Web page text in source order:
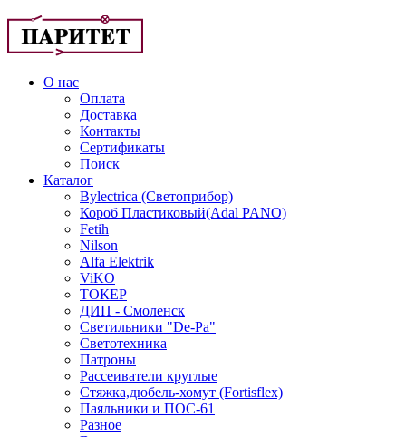
О нас
Оплата
Доставка
Контакты
Сертификаты
Поиск
Каталог
Bylectrica (Светоприбор)
Короб Пластиковый(Adal PANO)
Fetih
Nilson
Alfa Elektrik
ViKO
ТОКЕР
ДИП - Смоленск
Светильники "De-Pa"
Светотехника
Патроны
Рассеиватели круглые
Стяжка,дюбель-хомут (Fortisflex)
Паяльники и ПОС-61
Разное